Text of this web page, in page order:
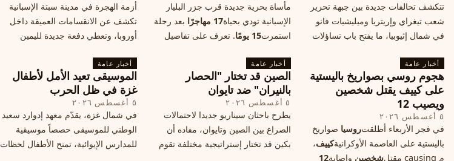
تتكشف تحالفات جديدة بين جبهة تحرير
شعب تيغراي وإريتريا وميليشيات فانو
في شمال إثيوبيا، ما يفتح باب تساؤلات
الخريطة السياسية.
مأساة بحرية جديدة قرب جزر البليار
الإسبانية تودي بحياة17 مهاجرًا
بعد رحلة
استمرت15 يومًا
. تعرف على تفاصيل
أزمة الهجرة في مدينة سبتة الإسبانية
تكشف عن الانقسامات العميقة داخل
أوروبا، وتعطي دفعة جديدة لليمين
الأوروبي لاستغلال هشاشة موقفه، فما
هي الآثار السياسية لهذه الأزمة؟
أخبار عامة
هجوم روسي بصواريخ باليستية
على كييف يقتل شخصين
ويصيب 12
٥ أغسطس ٢٠٢٦
في فجر الأربعاء أطلقتروسيا صواريخ
باليستية على العاصمة الأوكرانيةكييف،
م causing مقتل
شخصين وإصابة12
أخبار عامة
الصين قد تختار "الحصار
بالنيران" ضد تايوان
٥ أغسطس ٢٠٢٦
يطرح باحثان سيناريو جديدا لاحتمالات
الصراع بين الصين وتايوان، مفاده أن
بكين قد تختار إستراتيجية مختلفة تقوم
أخبار عامة
الموسيقى تعيد الأمل لأطفال
غزة في ظل الحرب
٥ أغسطس ٢٠٢٦
في شمال غزة، يقدّم معهد إدوارد سعيد
الوطني للموسيقى حصصاً موسيقية
للمدارس الإيوائية، تمنح الأطفال لحظات